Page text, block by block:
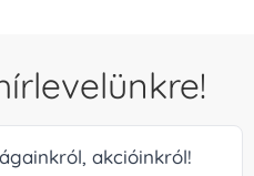
akcióinkról!